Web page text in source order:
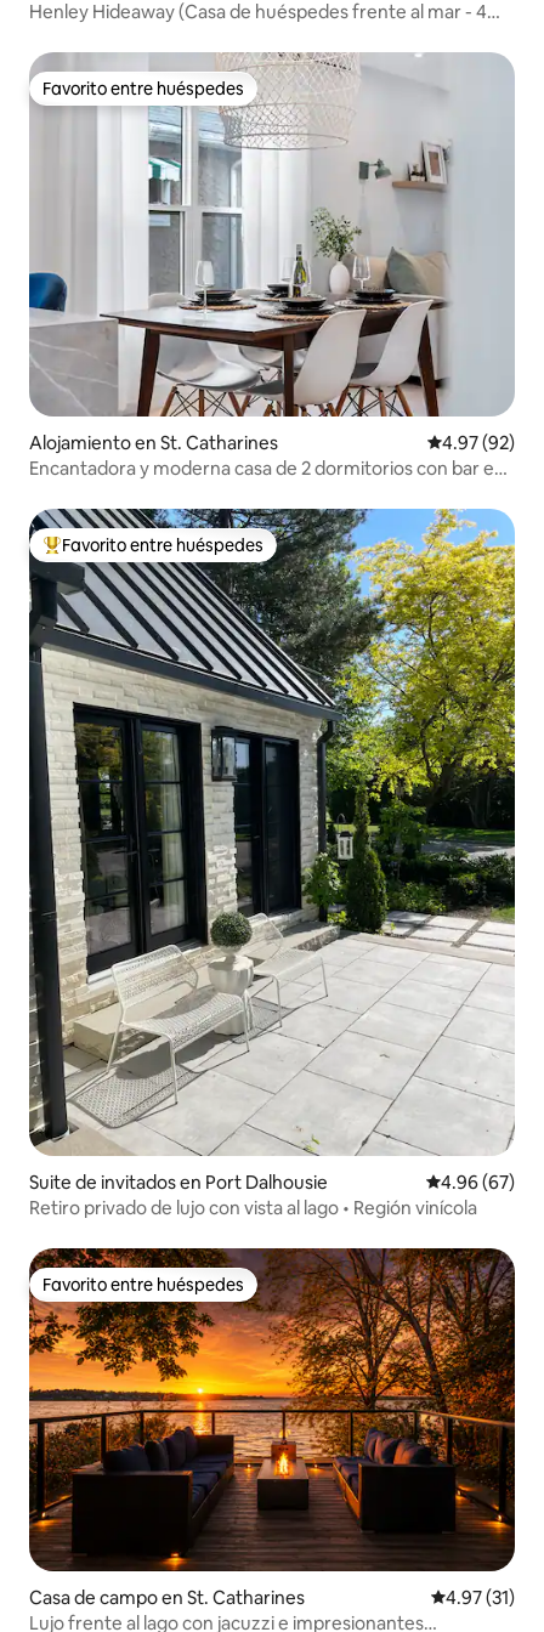
Henley Hideaway (Casa de huéspedes frente al mar - 4
Favorito entre huéspedes
Favorito entre huéspedes
Alojamiento en St. Catharines Calificación
4.97 (92)
Encantadora y moderna casa de 2 dormitorios con bar en
Favorito entre huéspedes preferido
Favorito entre huéspedes
Suite de invitados en Port Dalhousie Calificación
4.96 (67)
Retiro privado de lujo con vista al lago • Región vinícola
Favorito entre huéspedes
Favorito entre huéspedes
Casa de campo en St. Catharines Calificación
4.97 (31)
Lujo frente al lago con jacuzzi e impresionantes